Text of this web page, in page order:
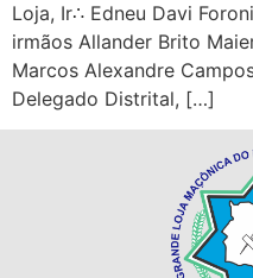
Loja, Ir∴ Edneu Davi
irmãos Allander Brito
Marcos Alexandre
Delegado Distrital, […]